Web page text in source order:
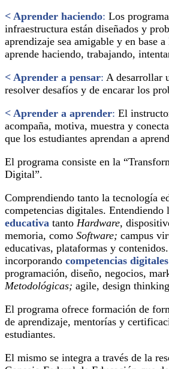
< Aprender haciendo: Los
infraestructura están diseñados y
aprendizaje sea amigable y en base
aprende haciendo, trabajando,
< Aprender a pensar: A desarrollar
resolver desafíos y de encarar los
< Aprender a aprender: El
acompaña, motiva, muestra y
que los estudiantes aprendan a
El programa consiste en la
Digital”.
Comprendiendo tanto la tecnología
competencias digitales. Entendiendo
educativa tanto Hardware,
memoria, como Software; campus
educativas, plataformas y
incorporando competencias digitales
programación, diseño, negocios,
Metodológicas; agile, design
El programa ofrece formación de
de aprendizaje, mentorías y
estudiantes.
El mismo se integra a través de la